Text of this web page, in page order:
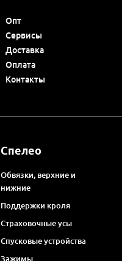
Опт
Сервисы
Доставка
Оплата
Контакты
Спелео
Обвязки, верхние и
нижние
Поддержки кроля
Страховочные усы
Спусковые устройства
Зажимы